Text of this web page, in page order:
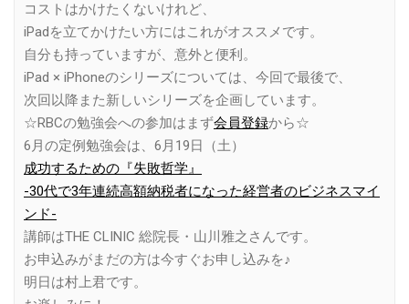
コストはかけたくないけれど、
iPadを立てかけたい方にはこれがオススメです。
自分も持っていますが、意外と便利。
iPad × iPhoneのシリーズについては、今回で最後で、
次回以降また新しいシリーズを企画しています。
☆RBCの勉強会への参加はまず会員登録から☆
6月の定例勉強会は、6月19日（土）
成功するための『失敗哲学』
-30代で3年連続高額納税者になった経営者のビジネスマイ
ンド-
講師はTHE CLINIC 総院長・山川雅之さんです。
お申込みがまだの方は今すぐお申し込みを♪
明日は村上君です。